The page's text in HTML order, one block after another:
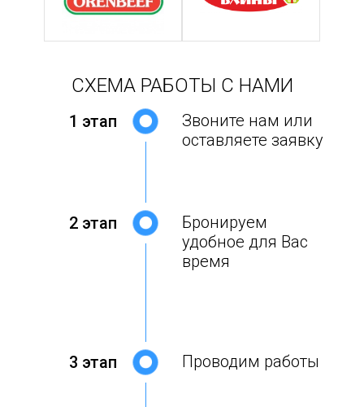
СХЕМА РАБОТЫ С НАМИ
1 этап
Звоните нам или
оставляете заявку
2 этап
Бронируем
удобное для Вас
время
3 этап Проводим работы